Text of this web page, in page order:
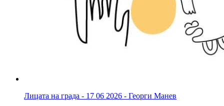
Лицата на града - 17 06 2026 - Георги Манев